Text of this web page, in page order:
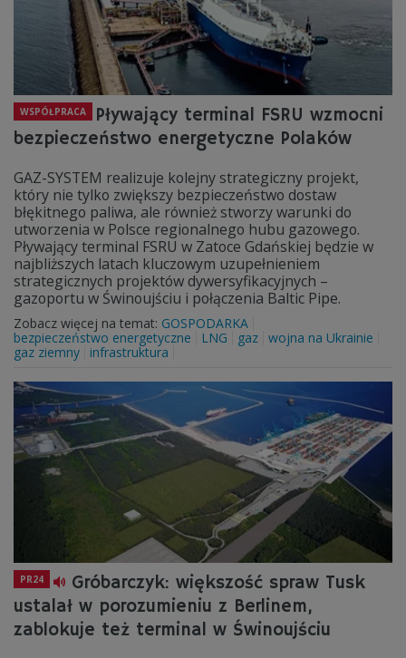
WSPÓŁPRACA
Pływający terminal FSRU wzmocni
bezpieczeństwo energetyczne Polaków
GAZ-SYSTEM realizuje kolejny strategiczny projekt,
który nie tylko zwiększy bezpieczeństwo dostaw
błękitnego paliwa, ale również stworzy warunki do
utworzenia w Polsce regionalnego hubu gazowego.
Pływający terminal FSRU w Zatoce Gdańskiej będzie w
najbliższych latach kluczowym uzupełnieniem
strategicznych projektów dywersyfikacyjnych –
gazoportu w Świnoujściu i połączenia Baltic Pipe.
Zobacz więcej na temat: GOSPODARKA
bezpieczeństwo energetyczne
LNG gaz wojna na Ukrainie
gaz ziemny
infrastruktura
PR24
Gróbarczyk: większość spraw Tusk
ustalał w porozumieniu z Berlinem,
zablokuje też terminal w Świnoujściu